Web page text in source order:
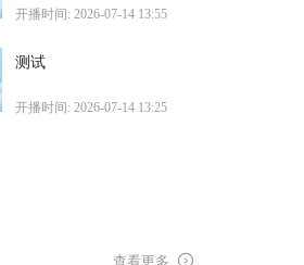
开播时间: 2026-07-14 13:55
测试
开播时间: 2026-07-14 13:25
查看更多